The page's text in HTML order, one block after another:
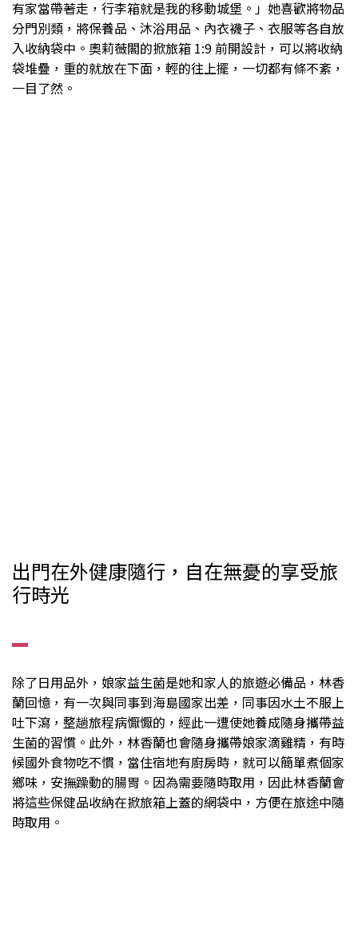
有家當帶著走，行李箱就是我的移動城堡。」她喜歡將物品
分門別類，將保養品、沐浴用品、內衣襪子、衣服等各自放
入收納袋中。奧莉薇閣的掀旅箱 1:9 前開設計，可以將收納
袋堆疊，重的就放在下面，輕的往上擺，一切都有條不紊，
一目了然。
出門在外健康隨行，自在無憂的享受旅
行時光
▂
除了日用品外，娘家益生菌是她和家人的旅遊必備品，林香
蘭回憶，有一次與同事到海島國家出差，同事因水土不服上
吐下瀉，整趟旅程病懨懨的，經此一遭使她養成隨身攜帶益
生菌的習慣。此外，林香蘭也會隨身攜帶娘家滴雞精，有時
候國外食物吃不慣，當住宿地有廚房時，就可以簡單煮個家
鄉味，安撫躁動的腸胃。因為需要隨時取用，因此林香蘭會
將這些保健品收納在掀旅箱上蓋的網袋中，方便在旅途中隨
時取用。